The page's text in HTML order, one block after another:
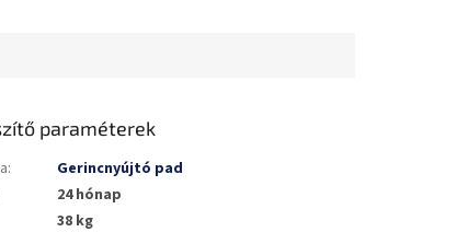
paraméterek
:
Gerincnyújtó pad
24 hónap
38 kg